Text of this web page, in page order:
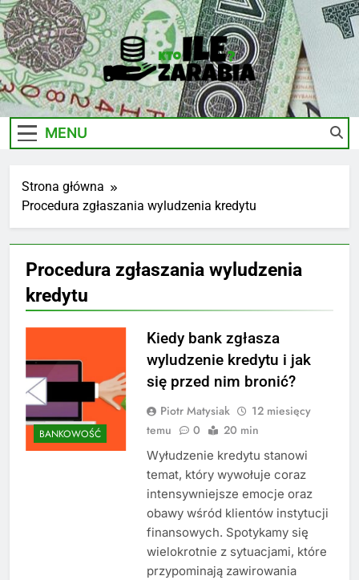
Skip
to
content
Ile-
Zarabia.edu.pl
Zarobki Gwiazd, Ciekawostki I Biznes
MENU
Strona główna
Procedura zgłaszania wyludzenia kredytu
Procedura zgłaszania wyludzenia
kredytu
BANKOWOŚĆ
Kiedy bank zgłasza
wyludzenie kredytu i jak
się przed nim bronić?
Piotr Matysiak
12 miesięcy
temu
0 20 min
Wyłudzenie kredytu stanowi
temat, który wywołuje coraz
intensywniejsze emocje oraz
obawy wśród klientów instytucji
finansowych. Spotykamy się
wielokrotnie z sytuacjami, które
przypominają zawirowania